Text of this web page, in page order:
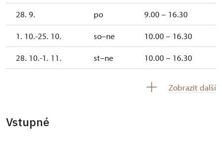
28. 9. po 9.00 – 16.30
1. 10.-25. 10. so–ne 10.00 – 16.30
28. 10.-1. 11. st–ne 10.00 – 16.30
uzavřen
Zobrazit další
Vstupné